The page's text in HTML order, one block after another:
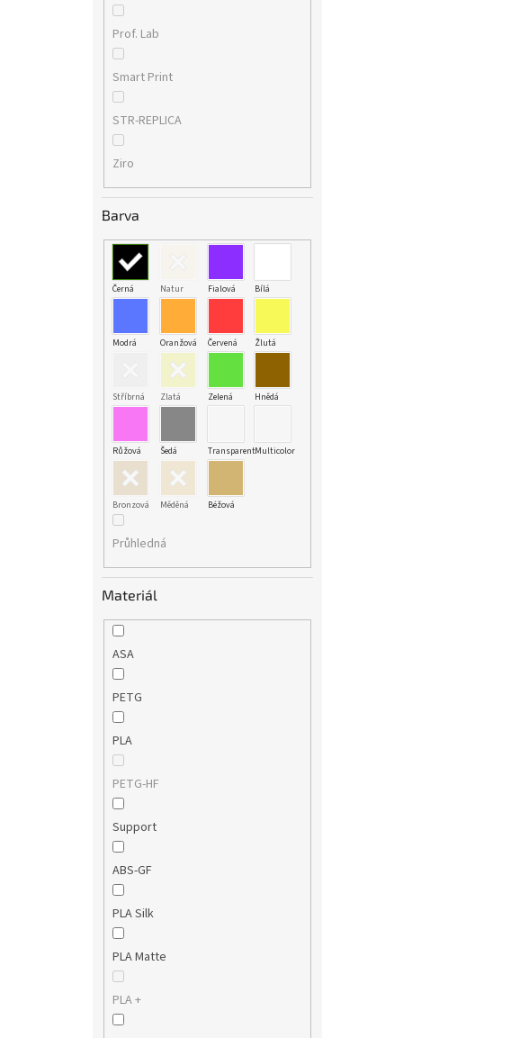
Prof. Lab
Smart Print
STR-REPLICA
Ziro
Barva
Černá Natur Fialová Bílá
Modrá Oranžová Červená Žlutá
Stříbrná Zlatá Zelená Hnědá
Růžová Šedá TransparentMulticolor
Bronzová Měděná Béžová
Průhledná
Materiál
ASA
PETG
PLA
PETG-HF
Support
ABS-GF
PLA Silk
PLA Matte
PLA +